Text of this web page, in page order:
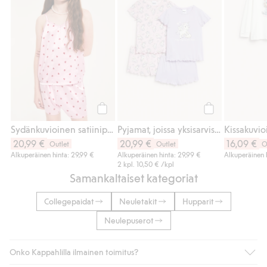
20,99 €
Outlet
Alkuperäinen hinta: 29,99 €
20,99 €
Outlet
Alkuperäinen hinta: 29,99 €
2 kpl.10,50 € /kpl
16,09 €
Alkuperäinen
Samankaltaiset kategoriat
Collegepaidat Neuletakit
Hupparit
Neulepuserot
Onko Kappahlilla ilmainen toimitus?